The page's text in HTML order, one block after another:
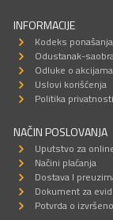
INFORMACIJE
Kodeks ponašanja
Odustanak-
Odluke o akcijama
Uslovi korišćenja
Politika privatnosti
NAČIN POSLOVANJA
Uputstvo za
Načini plaćanja
Dostava I
Dokument za
Potvrda o